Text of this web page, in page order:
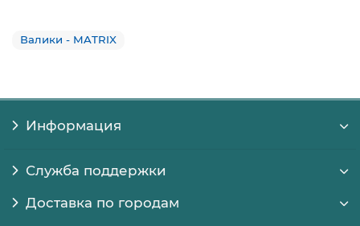
Валики - MATRIX
Информация
Служба поддержки
Доставка по городам